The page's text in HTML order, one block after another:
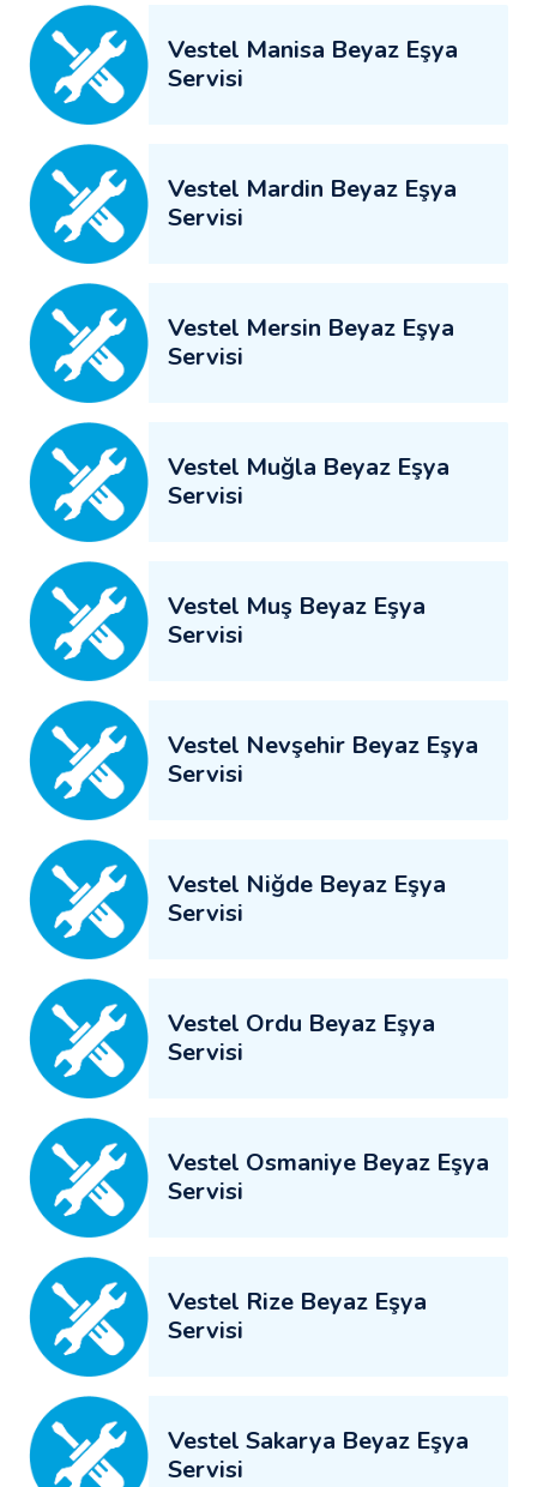
Vestel Manisa Beyaz Eşya
Servisi
Vestel Mardin Beyaz Eşya
Servisi
Vestel Mersin Beyaz Eşya
Servisi
Vestel Muğla Beyaz Eşya
Servisi
Vestel Muş Beyaz Eşya
Servisi
Vestel Nevşehir Beyaz Eşya
Servisi
Vestel Niğde Beyaz Eşya
Servisi
Vestel Ordu Beyaz Eşya
Servisi
Vestel Osmaniye Beyaz Eşya
Servisi
Vestel Rize Beyaz Eşya
Servisi
Vestel Sakarya Beyaz Eşya
Servisi